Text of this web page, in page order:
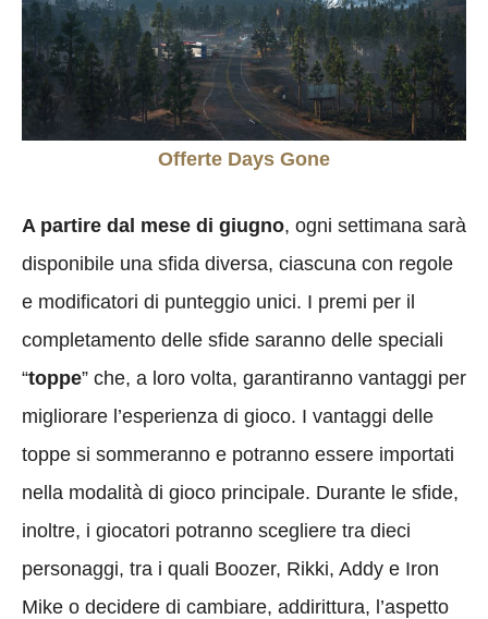
Offerte Days Gone
A partire dal mese di giugno, ogni settimana sarà
disponibile una sfida diversa, ciascuna con regole
e modificatori di punteggio unici. I premi per il
completamento delle sfide saranno delle speciali
“toppe” che, a loro volta, garantiranno vantaggi per
migliorare l’esperienza di gioco. I vantaggi delle
toppe si sommeranno e potranno essere importati
nella modalità di gioco principale. Durante le sfide,
inoltre, i giocatori potranno scegliere tra dieci
personaggi, tra i quali Boozer, Rikki, Addy e Iron
Mike o decidere di cambiare, addirittura, l’aspetto